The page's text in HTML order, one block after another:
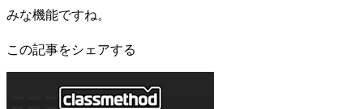
みな機能ですね。
この記事をシェアする